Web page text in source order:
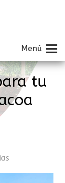
Menú
tu